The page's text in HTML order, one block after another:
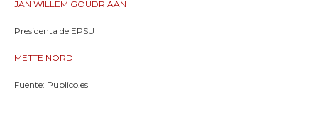
JAN WILLEM GOUDRIAAN
Presidenta de EPSU
METTE NORD
Fuente: Publico.es